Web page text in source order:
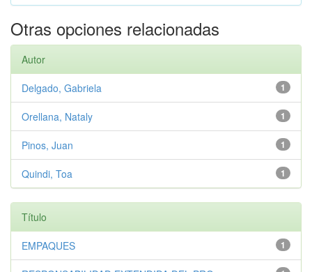
Otras opciones relacionadas
Autor
1
Delgado, Gabriela
1
Orellana, Nataly
1
Pinos, Juan
1
Quindi, Toa
Título
1
EMPAQUES